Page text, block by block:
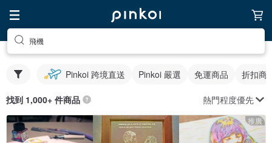
飛機
Pinkoi 跨境直送 Pinkoi 嚴選 免運商品 折扣商
找到 1,000+ 件商品 熱門程度優先
推廣